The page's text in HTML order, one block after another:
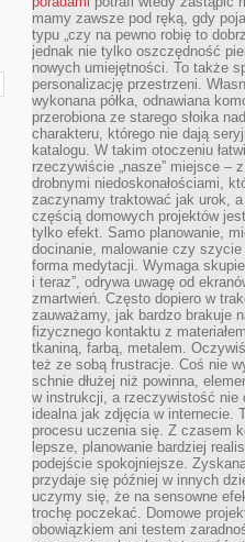
mamy zawsze pod ręką, gdy
typu „czy na pewno robię to
jednak nie tylko oszczędność
nowych umiejętności. To także
personalizację przestrzeni.
wykonana półka, odnawiana
przerobiona ze starego słoika
charakteru, którego nie dają
katalogu. W takim otoczeniu
rzeczywiście „nasze” miejsce –
drobnymi niedoskonałościami,
zaczynamy traktować jak urok,
częścią domowych projektów
tylko efekt. Samo planowanie,
docinanie, malowanie czy szycie
forma medytacji. Wymaga
i teraz”, odrywa uwagę od
zmartwień. Często dopiero w
zauważamy, jak bardzo brakuje
fizycznego kontaktu z
tkaniną, farbą, metalem.
też ze sobą frustracje. Coś nie
schnie dłużej niż powinna,
w instrukcji, a rzeczywistość nie
idealna jak zdjęcia w internecie.
procesu uczenia się. Z czasem
lepsze, planowanie bardziej
podejście spokojniejsze.
przydaje się później w innych
uczymy się, że na sensowne
trochę poczekać. Domowe
obowiązkiem ani testem